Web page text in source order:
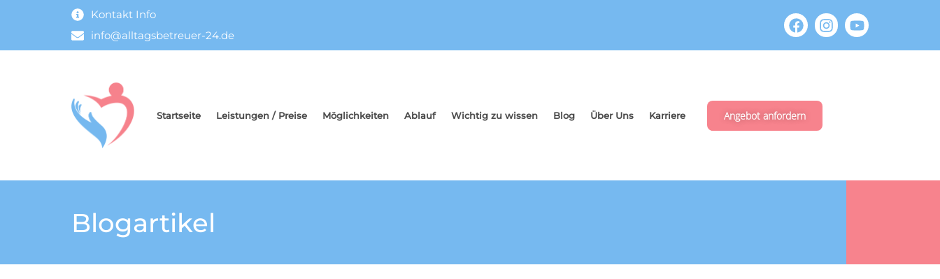
Kontakt Info
info@alltagsbetreuer-24.de
Startseite Leistungen / Preise Möglichkeiten Ablauf Wichtig zu wissen Blog Über Uns Karriere Angebot anfordern
Blogartikel